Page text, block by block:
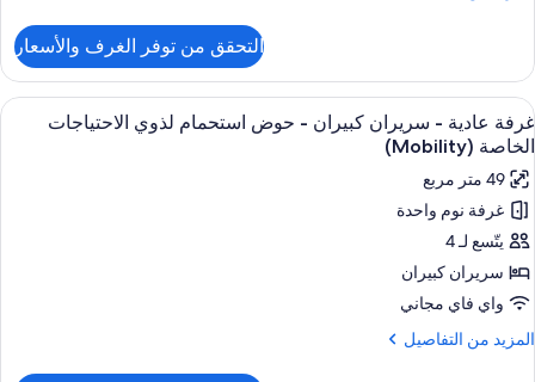
غرفة
سريران
كبيران
منظر
للمدينة
التحقق من توفر الغرف والأسعار
استعراض
جميع
صور
غرفة
عادية
-
سريران
كبيران
-
حوض
7
غرفة عادية - سريران كبيران - حوض استحمام لذوي الاحتياجات
الخاصة (Mobility)
49 متر مربع
غرفة نوم واحدة
يتّسع لـ 4
سريران كبيران
واي فاي مجاني
المزيد من التفاصيل
المزيد